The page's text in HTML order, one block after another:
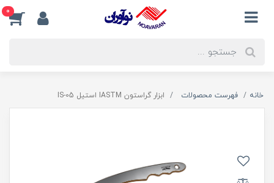
0
خانه فهرست محصولات ابزار گراستون IASTM استیل IS-05